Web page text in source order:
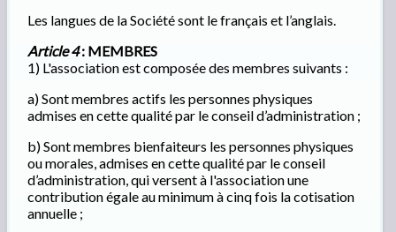
Les langues de la Société sont le français et l’anglais.
Article 4: MEMBRES
1) L'association est composée des membres suivants :
a) Sont membres actifs les personnes physiques
admises en cette qualité par le conseil d’administration ;
b) Sont membres bienfaiteurs les personnes physiques
ou morales, admises en cette qualité par le conseil
d’administration, qui versent à l'association une
contribution égale au minimum à cinq fois la cotisation
annuelle ;